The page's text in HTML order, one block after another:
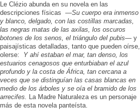
Le Clézio abunda en su novela en las
descripciones físicas —Su cuerpo era inmenso
y blanco, delgado, con las costillas marcadas,
las negras matas de las axilas, los oscuros
botones de los senos, el triángulo del pubis— y
paisajísticas detalladas, tanto que pueden oírse,
olerse: Y ahí estaban el mar, tan denso, los
estuarios cenagosos que enturbiaban el azul
profundo y la costa de África, tan cercana a
veces que se distinguían las casas blancas en
medio de los árboles y se oía el bramido de los
arrecifes. La Madre Naturaleza es un personaje
más de esta novela panteísta.